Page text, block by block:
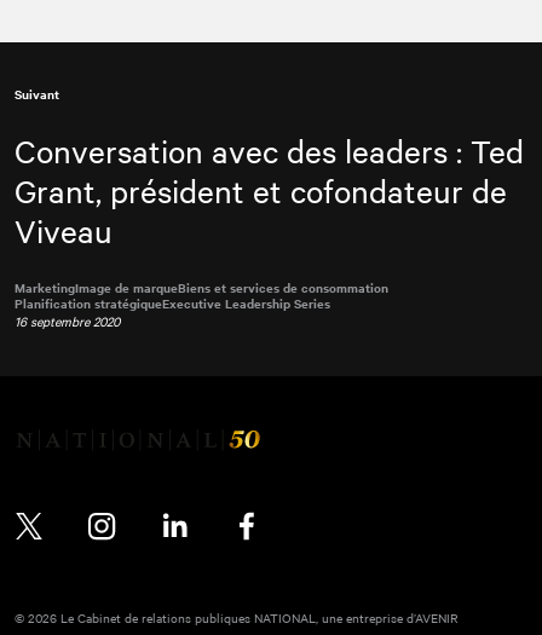
Suivant
Conversation avec des leaders : Ted
Grant, président et cofondateur de
Viveau
MarketingImage de marqueBiens et services de consommation
Planification stratégiqueExecutive Leadership Series
16 septembre 2020
© 2026 Le Cabinet de relations publiques NATIONAL, une entreprise d’AVENIR